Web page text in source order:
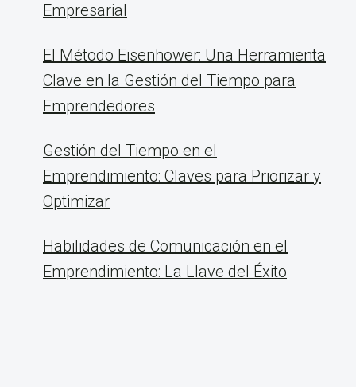
Empresarial
El Método Eisenhower: Una Herramienta
Clave en la Gestión del Tiempo para
Emprendedores
Gestión del Tiempo en el
Emprendimiento: Claves para Priorizar y
Optimizar
Habilidades de Comunicación en el
Emprendimiento: La Llave del Éxito